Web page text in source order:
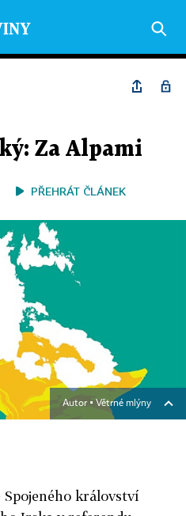
Za Alpami
PŘEHRÁT ČLÁNEK
Autor ▪ Větrné mlýny
Spojeného království